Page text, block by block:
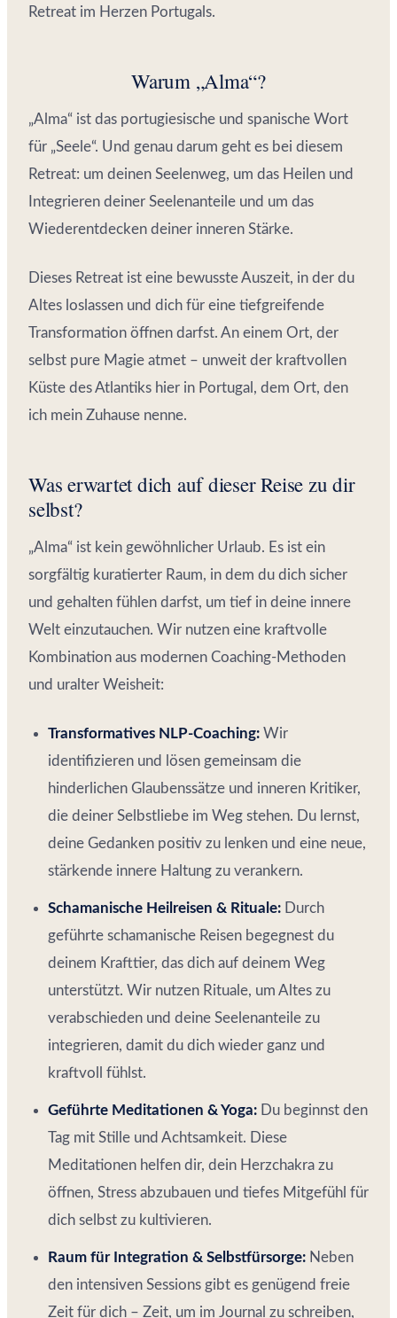
Retreat im Herzen Portugals.
Warum „Alma“?
„Alma“ ist das portugiesische und spanische Wort
für „Seele“. Und genau darum geht es bei diesem
Retreat: um deinen Seelenweg, um das Heilen und
Integrieren deiner Seelenanteile und um das
Wiederentdecken deiner inneren Stärke.
Dieses Retreat ist eine bewusste Auszeit, in der du
Altes loslassen und dich für eine tiefgreifende
Transformation öffnen darfst. An einem Ort, der
selbst pure Magie atmet – unweit der kraftvollen
Küste des Atlantiks hier in Portugal, dem Ort, den
ich mein Zuhause nenne.
Was erwartet dich auf dieser Reise zu dir
selbst?
„Alma“ ist kein gewöhnlicher Urlaub. Es ist ein
sorgfältig kuratierter Raum, in dem du dich sicher
und gehalten fühlen darfst, um tief in deine innere
Welt einzutauchen. Wir nutzen eine kraftvolle
Kombination aus modernen Coaching-Methoden
und uralter Weisheit:
Transformatives NLP-Coaching: Wir
identifizieren und lösen gemeinsam die
hinderlichen Glaubenssätze und inneren Kritiker,
die deiner Selbstliebe im Weg stehen. Du lernst,
deine Gedanken positiv zu lenken und eine neue,
stärkende innere Haltung zu verankern.
Schamanische Heilreisen & Rituale: Durch
geführte schamanische Reisen begegnest du
deinem Krafttier, das dich auf deinem Weg
unterstützt. Wir nutzen Rituale, um Altes zu
verabschieden und deine Seelenanteile zu
integrieren, damit du dich wieder ganz und
kraftvoll fühlst.
Geführte Meditationen & Yoga: Du beginnst den
Tag mit Stille und Achtsamkeit. Diese
Meditationen helfen dir, dein Herzchakra zu
öffnen, Stress abzubauen und tiefes Mitgefühl für
dich selbst zu kultivieren.
Raum für Integration & Selbstfürsorge: Neben
den intensiven Sessions gibt es genügend freie
Zeit für dich – Zeit, um im Journal zu schreiben,